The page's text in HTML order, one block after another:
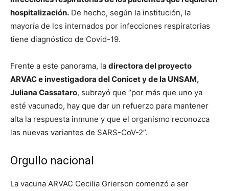
hospitalización. De hecho, según la institución, la
mayoría de los internados por infecciones respiratorias
tiene diagnóstico de Covid-19.
Frente a este panorama, la directora del proyecto
ARVAC e investigadora del Conicet y de la UNSAM,
Juliana Cassataro, subrayó que “por más que uno ya
esté vacunado, hay que dar un refuerzo para mantener
alta la respuesta inmune y que el organismo reconozca
las nuevas variantes de SARS-CoV-2”.
Orgullo nacional
La vacuna ARVAC Cecilia Grierson comenzó a ser